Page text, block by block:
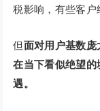
税影响，有些客户
但面对用户基数庞
在当下看似绝望
遇。